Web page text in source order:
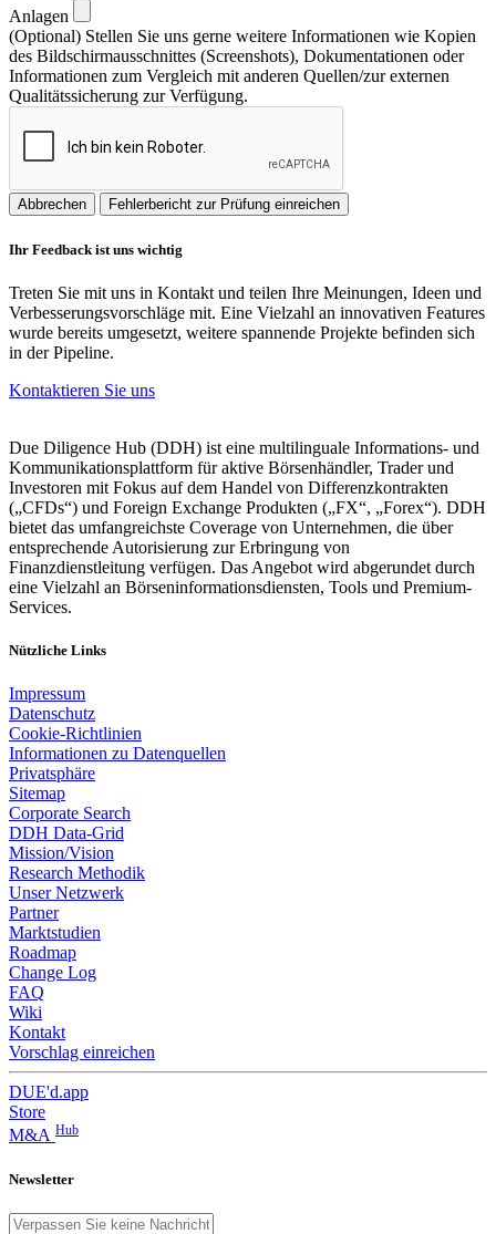
Anlagen
(Optional) Stellen Sie uns gerne weitere Informationen wie Kopien
des Bildschirmausschnittes (Screenshots), Dokumentationen oder
Informationen zum Vergleich mit anderen Quellen/zur externen
Qualitätssicherung zur Verfügung.
Abbrechen Fehlerbericht zur Prüfung einreichen
Ihr Feedback ist uns wichtig
Treten Sie mit uns in Kontakt und teilen Ihre Meinungen, Ideen und
Verbesserungsvorschläge mit. Eine Vielzahl an innovativen Features
wurde bereits umgesetzt, weitere spannende Projekte befinden sich
in der Pipeline.
Kontaktieren Sie uns
Due Diligence Hub (DDH) ist eine multilinguale Informations- und
Kommunikationsplattform für aktive Börsenhändler, Trader und
Investoren mit Fokus auf dem Handel von Differenzkontrakten
(„CFDs“) und Foreign Exchange Produkten („FX“, „Forex“). DDH
bietet das umfangreichste Coverage von Unternehmen, die über
entsprechende Autorisierung zur Erbringung von
Finanzdienstleitung verfügen. Das Angebot wird abgerundet durch
eine Vielzahl an Börseninformationsdiensten, Tools und Premium-
Services.
Nützliche Links
Impressum
Datenschutz
Cookie-Richtlinien
Informationen zu Datenquellen
Privatsphäre
Sitemap
Corporate Search
DDH Data-Grid
Mission/Vision
Research Methodik
Unser Netzwerk
Partner
Marktstudien
Roadmap
Change Log
FAQ
Wiki
Kontakt
Vorschlag einreichen
DUE'd.app
Store
M&A Hub
Newsletter